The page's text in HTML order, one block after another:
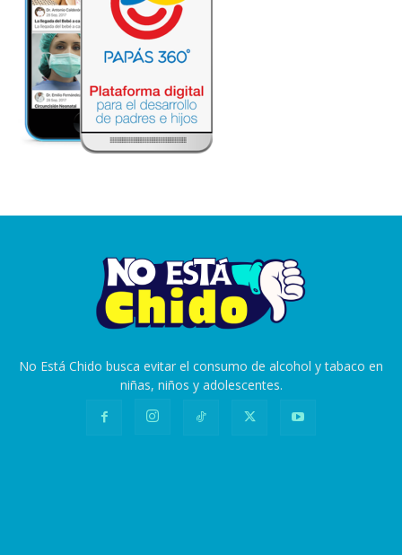
No Está Chido busca evitar el consumo de alcohol y tabaco en
niñas, niños y adolescentes.